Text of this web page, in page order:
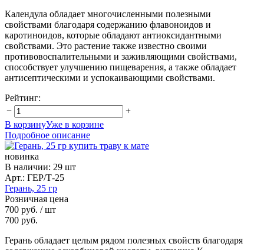
Календула обладает многочисленными полезными
свойствами благодаря содержанию флавоноидов и
каротиноидов, которые обладают антиоксидантными
свойствами. Это растение также известно своими
противовоспалительными и заживляющими свойствами,
способствует улучшению пищеварения, а также обладает
антисептическими и успокаивающими свойствами.
Рейтинг:
−
+
В корзинуУже в корзине
Подробное описание
новинка
В наличии: 29 шт
Арт.: ГЕР/Т-25
Герань, 25 гр
Розничная цена
700 руб. / шт
700 руб.
Герань обладает целым рядом полезных свойств благодаря